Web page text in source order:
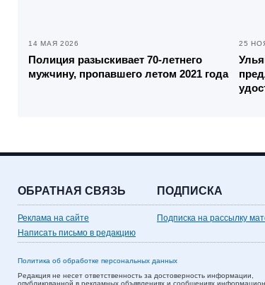
14 МАЯ 2026
Полиция разыскивает 70-летнего
мужчину, пропавшего летом 2021 года
25
ОБРАТНАЯ СВЯЗЬ
Реклама на сайте
Написать письмо в редакцию
ПОДПИСКА
Подписка на рассылку
Политика об обработке персональных данных
Редакция не несет ответственность за достоверность информации,